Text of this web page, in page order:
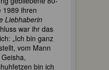
1989 ihren
Liebhaberin
war ihr das
„Ich bin ganz
vom Mann
bin ich